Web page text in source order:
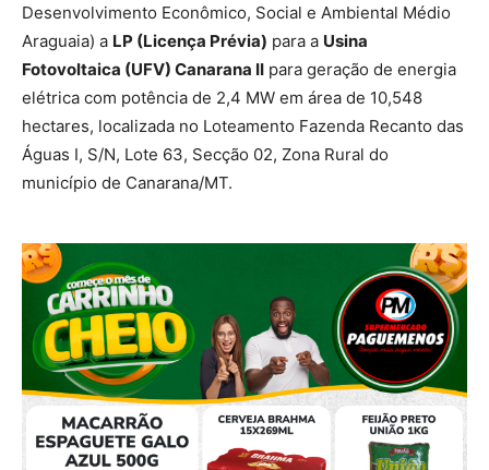
Desenvolvimento Econômico, Social e Ambiental Médio
Araguaia) a LP (Licença Prévia) para a Usina
Fotovoltaica (UFV) Canarana II para geração de energia
elétrica com potência de 2,4 MW em área de 10,548
hectares, localizada no Loteamento Fazenda Recanto das
Águas I, S/N, Lote 63, Secção 02, Zona Rural do
município de Canarana/MT.